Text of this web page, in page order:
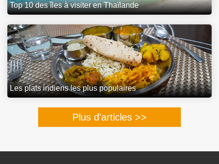
Top 10 des îles à visiter en Thaïlande
Les plats indiens les plus populaires
Plus d'articles >>